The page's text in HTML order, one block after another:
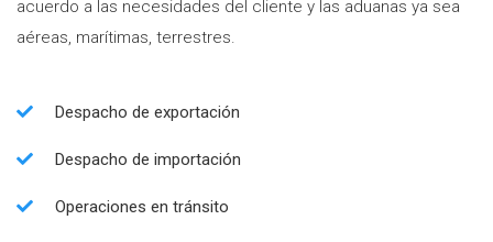
acuerdo a las necesidades del cliente y las aduanas ya sea
aéreas, marítimas, terrestres.
Despacho de exportación
Despacho de importación
Operaciones en tránsito